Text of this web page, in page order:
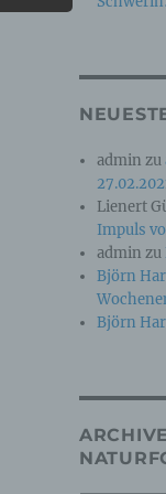
admin zu
Lienert
Impuls
admin zu
Björn
Björn